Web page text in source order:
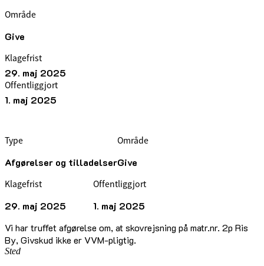
Område
Give
Klagefrist
29. maj 2025
Offentliggjort
1. maj 2025
Type
Afgørelser og tilladelser
Område
Give
Klagefrist
29. maj 2025
Offentliggjort
1. maj 2025
Vi har truffet afgørelse om, at skovrejsning på matr.nr. 2p Ris
By, Givskud ikke er VVM-pligtig.
Sted